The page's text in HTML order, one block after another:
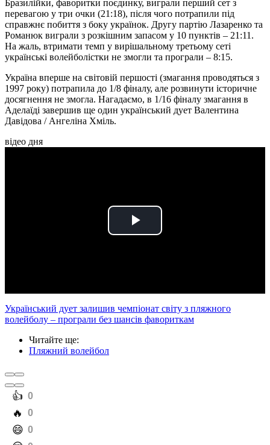
Бразилійки, фаворитки поєдинку, виграли перший сет з
перевагою у три очки (21:18), після чого потрапили під
справжнє побиття з боку українок. Другу партію Лазаренко та
Романюк виграли з розкішним запасом у 10 пунктів – 21:11.
На жаль, втримати темп у вирішальному третьому сеті
українські волейболістки не змогли та програли – 8:15.
Україна вперше на світовій першості (змагання проводяться з
1997 року) потрапила до 1/8 фіналу, але розвинути історичне
досягнення не змогла. Нагадаємо, в 1/16 фіналу змагання в
Аделаїді завершив ще один український дует Валентина
Давідова / Ангеліна Хміль.
відео дня
Play
Український дует залишив чемпіонат світу з пляжного
волейболу – програли без шансів фавориткам
Читайте ще:
Пляжний волейбол
️👍 0
️🔥 0
️😄 0